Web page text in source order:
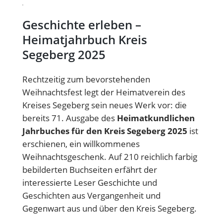
Geschichte erleben –
Heimatjahrbuch Kreis
Segeberg 2025
Rechtzeitig zum bevorstehenden
Weihnachtsfest legt der Heimatverein des
Kreises Segeberg sein neues Werk vor: die
bereits 71. Ausgabe des Heimatkundlichen
Jahrbuches für den Kreis Segeberg 2025 ist
erschienen, ein willkommenes
Weihnachtsgeschenk. Auf 210 reichlich farbig
bebilderten Buchseiten erfährt der
interessierte Leser Geschichte und
Geschichten aus Vergangenheit und
Gegenwart aus und über den Kreis Segeberg.